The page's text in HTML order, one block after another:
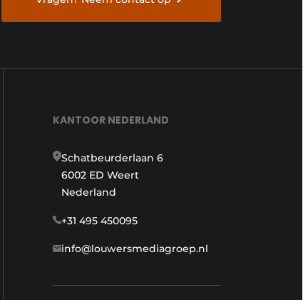
KANTOOR NEDERLAND
Schatbeurderlaan 6
6002 ED Weert
Nederland
+31 495 450095
info@louwersmediagroep.nl